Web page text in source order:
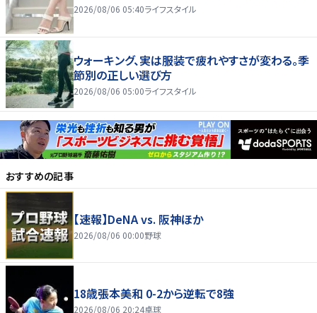
2026/08/06 05:40ライフスタイル
ウォーキング、実は服装で疲れやすさが変わる。季
節別の正しい選び方
2026/08/06 05:00ライフスタイル
おすすめの記事
【速報】DeNA vs. 阪神ほか
2026/08/06 00:00野球
18歳張本美和 0-2から逆転で8強
2026/08/06 20:24卓球